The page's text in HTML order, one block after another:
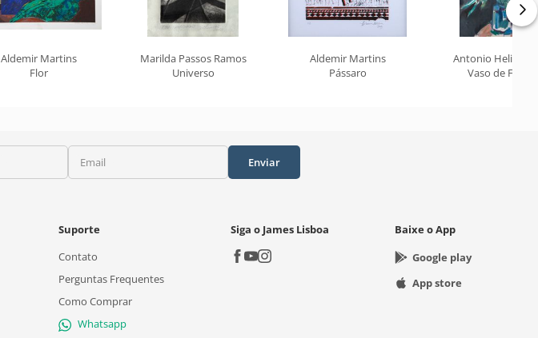
Aldemir Martins
Flor
Marilda Passos Ramos
Universo
Aldemir Martins
Pássaro
Antonio Helio
Vaso de Flores
Email Enviar
Suporte
Contato
Perguntas Frequentes
Como Comprar
Whatsapp
Siga o James Lisboa
Baixe o App
Google play
App store